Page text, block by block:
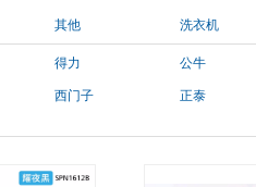
其他 洗衣机
得力 公牛
西门子 正泰